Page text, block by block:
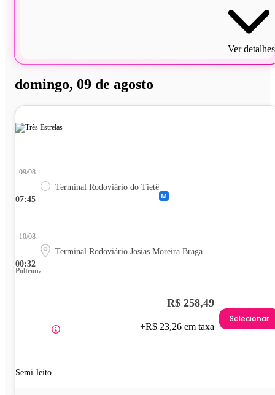
Ver detalhes
domingo, 09 de agosto
07:45
09/08
Terminal Rodoviário do Tietê
00:32
10/08
Terminal Rodoviário Josias Moreira Braga
Poltrona
Semi-leito
R$ 258,49
+R$ 23,26 em taxa
Selecionar